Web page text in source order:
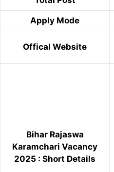
Apply Mode
Offical Website
Bihar Rajaswa
Karamchari Vacancy
2025 : Short Details